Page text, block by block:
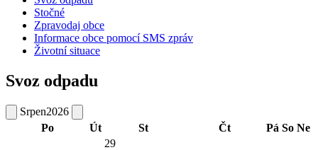
Stočné
Zpravodaj obce
Informace obce pomocí SMS zpráv
Životní situace
Svoz odpadu
Srpen2026
Po
Út St Čt Pá So Ne
29